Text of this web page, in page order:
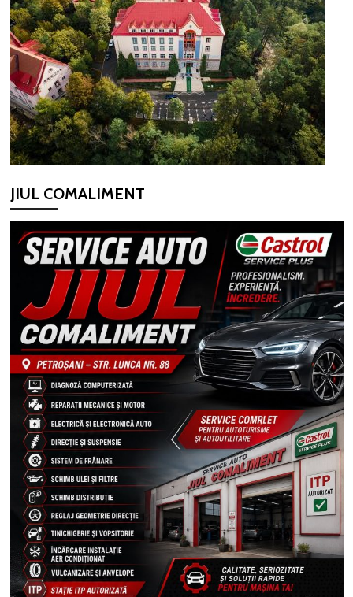
JIUL COMALIMENT